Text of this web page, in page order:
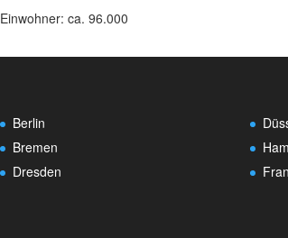
Einwohner: ca. 96.000
Berlin
Bremen
Dresden